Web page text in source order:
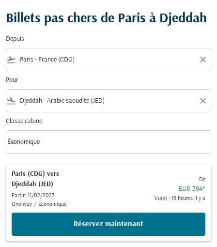
Billets pas chers de Paris à Djeddah
Depuis
flight_takeoff close
Pour
flight_land close
Classe cabine
Classe cabine option Économique Selected
Économique
keyboard_arrow_down
Paris (CDG) vers
Djeddah (JED)
Partir: 11/02/2027
One-way / Économique
De
EUR 394*
Vu(s) : 19 heures il y a
Réservez maintenant